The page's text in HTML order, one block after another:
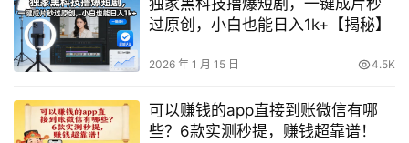
过原创，小白也能日入1k+【揭秘】
2026 年 1 月 15 日 4.5K
可以赚钱的app直接到账微信有哪
些？6款实测秒提，赚钱超靠谱！